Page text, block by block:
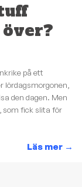
över?
på ett
den dagen. Men
som fick slita för
Läs mer →